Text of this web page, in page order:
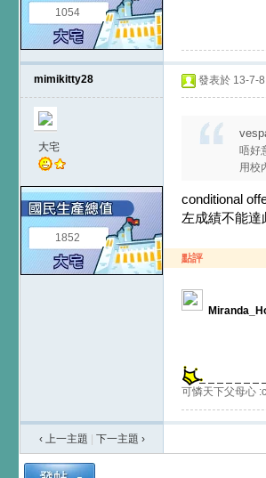
1054
mimikitty28
大宅
1852
發表於 13-7-
唔好
用校
conditional
左成績不能
點評
可憐天下父母心
‹ 上一主題 下一主題 ›